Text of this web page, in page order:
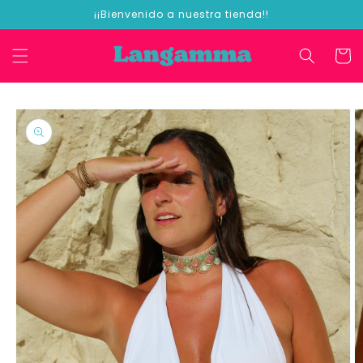
directamente
al contenido
¡¡Bienvenido a nuestra tienda!!
Carrito
directamente
a la
información
del producto